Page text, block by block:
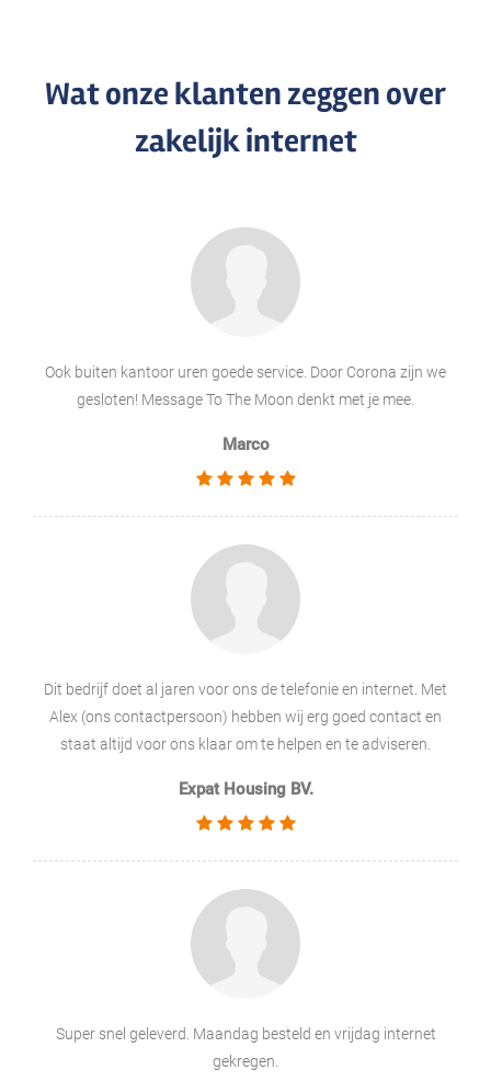
Wat onze klanten zeggen over
zakelijk internet
Ook buiten kantoor uren goede service. Door Corona zijn we
gesloten! Message To The Moon denkt met je mee.
Marco
Dit bedrijf doet al jaren voor ons de telefonie en internet. Met
Alex (ons contactpersoon) hebben wij erg goed contact en
staat altijd voor ons klaar om te helpen en te adviseren.
Expat Housing BV.
Super snel geleverd. Maandag besteld en vrijdag internet
gekregen.